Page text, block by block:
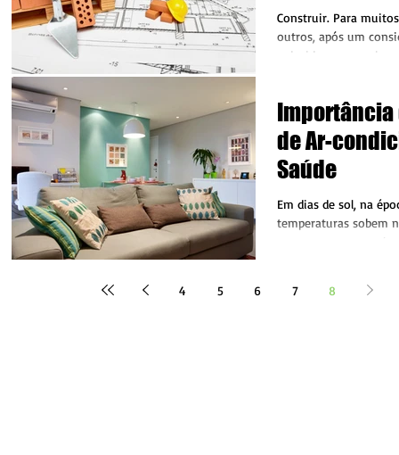
Construir. Para
outros, após um
e devido
Importância
de Ar-
Saúde
Em dias de sol, na
temperaturas sobem
para contornar o
4
5 6 7 8